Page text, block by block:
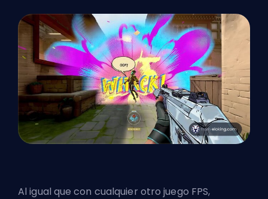
Al igual que con cualquier otro juego FPS,